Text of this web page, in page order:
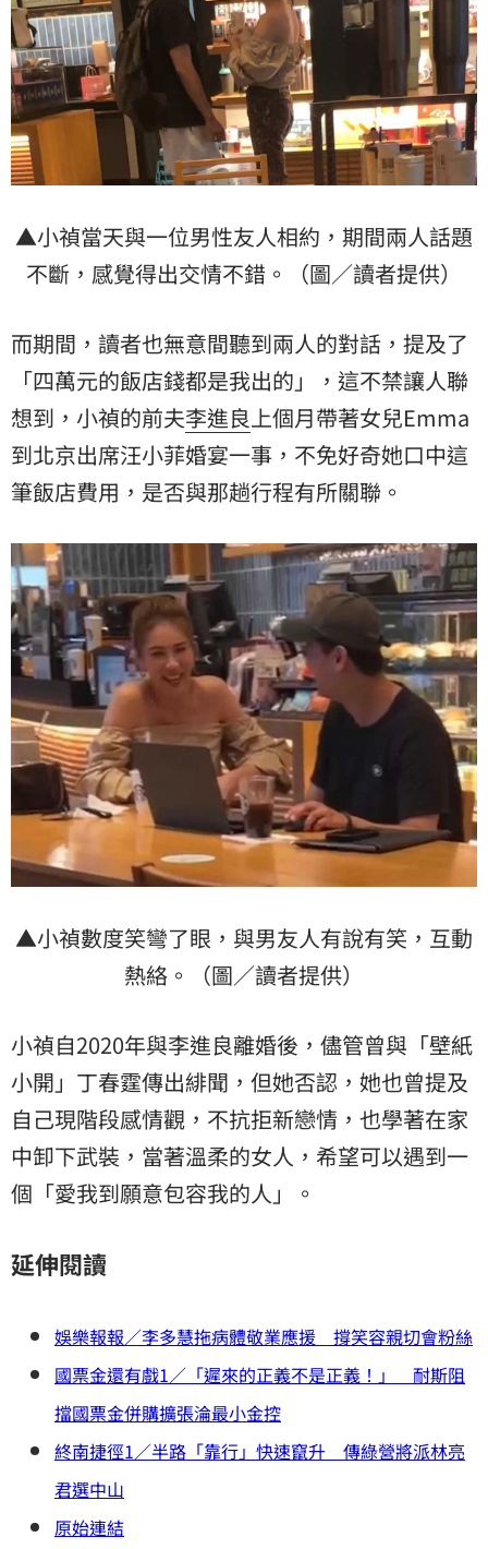
▲小禎當天與一位男性友人相約，期間兩人話題
不斷，感覺得出交情不錯。（圖／讀者提供）
而期間，讀者也無意間聽到兩人的對話，提及了
「四萬元的飯店錢都是我出的」，這不禁讓人聯
想到，小禎的前夫李進良上個月帶著女兒Emma
到北京出席汪小菲婚宴一事，不免好奇她口中這
筆飯店費用，是否與那趟行程有所關聯。
▲小禎數度笑彎了眼，與男友人有說有笑，互動
熱絡。（圖／讀者提供）
小禎自2020年與李進良離婚後，儘管曾與「壁紙
小開」丁春霆傳出緋聞，但她否認，她也曾提及
自己現階段感情觀，不抗拒新戀情，也學著在家
中卸下武裝，當著溫柔的女人，希望可以遇到一
個「愛我到願意包容我的人」。
延伸閱讀
娛樂報報／李多慧拖病體敬業應援 撐笑容親切會粉絲
國票金還有戲1／「遲來的正義不是正義！」 耐斯阻
擋國票金併購擴張淪最小金控
終南捷徑1／半路「靠行」快速竄升 傳綠營將派林亮
君選中山
原始連結